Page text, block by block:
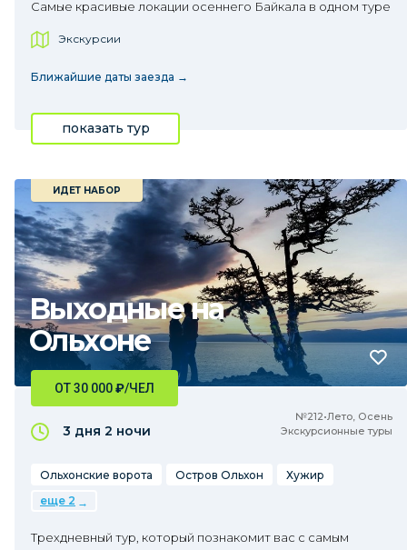
Самые красивые локации осеннего Байкала в одном туре
Экскурсии
Ближайшие даты заезда →
показать тур
Выходные на
Ольхоне
ИДЕТ НАБОР
№212•Лето, Осень
Экскурсионные туры
ОТ 30 000₽/ЧЕЛ
3 дня 2 ночи
Ольхонские ворота Остров Ольхон
Хужир
еще 2
Трехдневный тур, который познакомит вас с самым